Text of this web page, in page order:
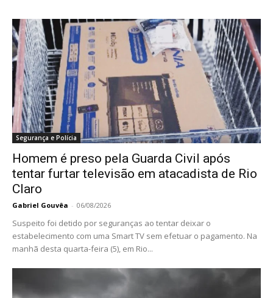
Segurança e Polícia
Homem é preso pela Guarda Civil após
tentar furtar televisão em atacadista de Rio
Claro
Gabriel Gouvêa - 06/08/2026
Suspeito foi detido por seguranças ao tentar deixar o
estabelecimento com uma Smart TV sem efetuar o pagamento. Na
manhã desta quarta-feira (5), em Rio...